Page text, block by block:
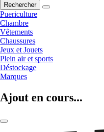
Rechercher
Puericulture
Chambre
Vêtements
Chaussures
Jeux et Jouets
Plein air et sports
Déstockage
Marques
Ajout en cours...